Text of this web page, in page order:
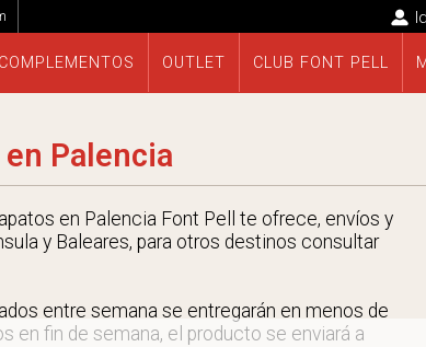
COMPLEMENTOS OUTLET CLUB FONT PELL
Palencia
en Palencia Font Pell te ofrece, envíos y
y Baleares, para otros destinos consultar
entre semana se entregarán en menos de
en fin de semana, el producto se enviará a